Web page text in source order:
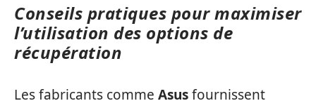
Conseils pratiques pour maximiser
l’utilisation des options de
récupération
Les fabricants comme Asusfournissent